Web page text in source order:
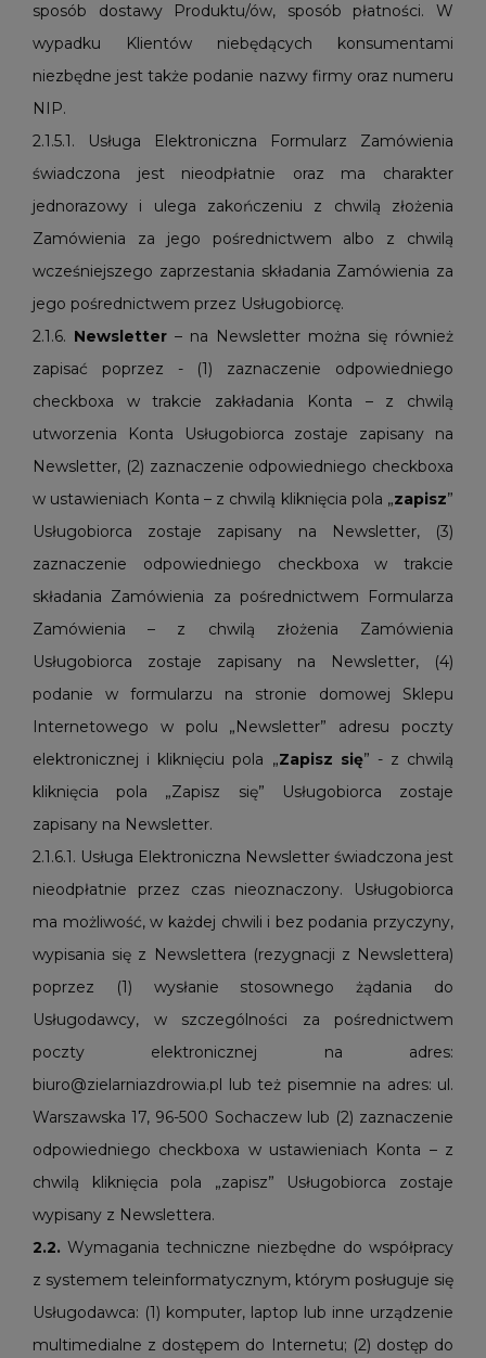
sposób dostawy Produktu/ów, sposób płatności. W
wypadku Klientów niebędących konsumentami
niezbędne jest także podanie nazwy firmy oraz numeru
NIP.
2.1.5.1. Usługa Elektroniczna Formularz Zamówienia
świadczona jest nieodpłatnie oraz ma charakter
jednorazowy i ulega zakończeniu z chwilą złożenia
Zamówienia za jego pośrednictwem albo z chwilą
wcześniejszego zaprzestania składania Zamówienia za
jego pośrednictwem przez Usługobiorcę.
2.1.6. Newsletter – na Newsletter można się również
zapisać poprzez - (1) zaznaczenie odpowiedniego
checkboxa w trakcie zakładania Konta – z chwilą
utworzenia Konta Usługobiorca zostaje zapisany na
Newsletter, (2) zaznaczenie odpowiedniego checkboxa
w ustawieniach Konta – z chwilą kliknięcia pola „zapisz”
Usługobiorca zostaje zapisany na Newsletter, (3)
zaznaczenie odpowiedniego checkboxa w trakcie
składania Zamówienia za pośrednictwem Formularza
Zamówienia – z chwilą złożenia Zamówienia
Usługobiorca zostaje zapisany na Newsletter, (4)
podanie w formularzu na stronie domowej Sklepu
Internetowego w polu „Newsletter” adresu poczty
elektronicznej i kliknięciu pola „Zapisz się” - z chwilą
kliknięcia pola „Zapisz się” Usługobiorca zostaje
zapisany na Newsletter.
2.1.6.1. Usługa Elektroniczna Newsletter świadczona jest
nieodpłatnie przez czas nieoznaczony. Usługobiorca
ma możliwość, w każdej chwili i bez podania przyczyny,
wypisania się z Newslettera (rezygnacji z Newslettera)
poprzez (1) wysłanie stosownego żądania do
Usługodawcy, w szczególności za pośrednictwem
poczty elektronicznej na adres:
biuro@zielarniazdrowia.pl lub też pisemnie na adres: ul.
Warszawska 17, 96-500 Sochaczew lub (2) zaznaczenie
odpowiedniego checkboxa w ustawieniach Konta – z
chwilą kliknięcia pola „zapisz” Usługobiorca zostaje
wypisany z Newslettera.
2.2. Wymagania techniczne niezbędne do współpracy
z systemem teleinformatycznym, którym posługuje się
Usługodawca: (1) komputer, laptop lub inne urządzenie
multimedialne z dostępem do Internetu; (2) dostęp do